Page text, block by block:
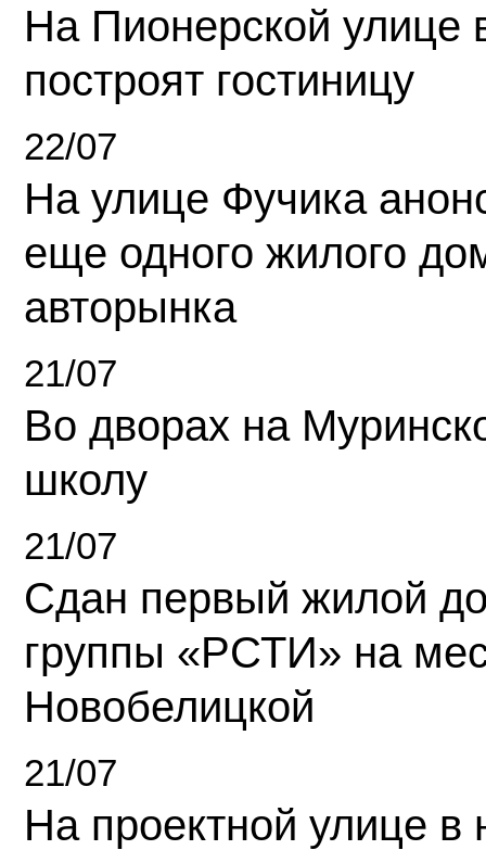
На Пионерской улице
построят гостиницу
22/07
На улице Фучика
еще одного жилого
авторынка
21/07
Во дворах на
школу
21/07
Сдан первый жилой
группы «РСТИ» на
Новобелицкой
21/07
На проектной улице